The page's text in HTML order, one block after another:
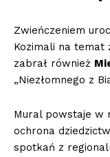
Zwieńczeniem
Kozimali na temat
zabrał również
„Niezłomnego z
Mural powstaje w
ochrona
spotkań z